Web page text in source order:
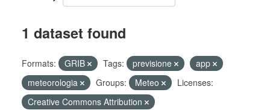
1 dataset found
Formats: GRIB Tags: previsione
app
meteorologia
Groups: Meteo
Licenses:
Creative Commons Attribution